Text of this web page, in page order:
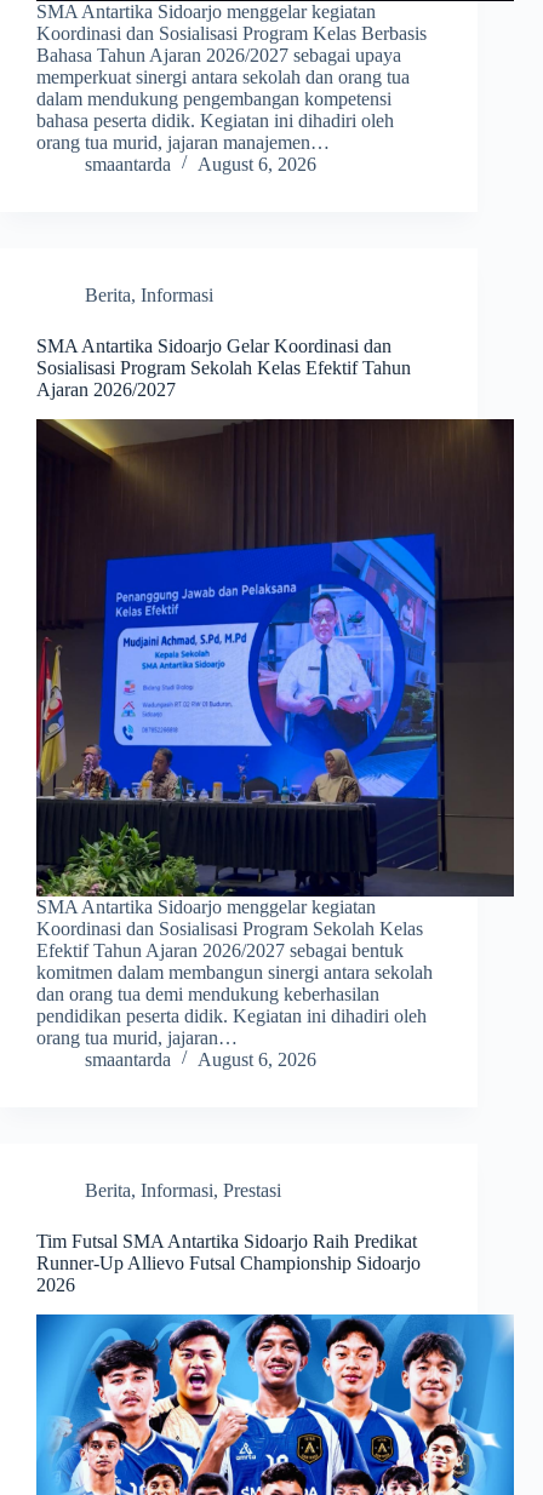
SMA Antartika Sidoarjo menggelar kegiatan
Koordinasi dan Sosialisasi Program Kelas Berbasis
Bahasa Tahun Ajaran 2026/2027 sebagai upaya
memperkuat sinergi antara sekolah dan orang tua
dalam mendukung pengembangan kompetensi
bahasa peserta didik. Kegiatan ini dihadiri oleh
orang tua murid, jajaran manajemen…
smaantarda
August 6, 2026
Berita, Informasi
SMA Antartika Sidoarjo Gelar Koordinasi dan
Sosialisasi Program Sekolah Kelas Efektif Tahun
Ajaran 2026/2027
SMA Antartika Sidoarjo menggelar kegiatan
Koordinasi dan Sosialisasi Program Sekolah Kelas
Efektif Tahun Ajaran 2026/2027 sebagai bentuk
komitmen dalam membangun sinergi antara sekolah
dan orang tua demi mendukung keberhasilan
pendidikan peserta didik. Kegiatan ini dihadiri oleh
orang tua murid, jajaran…
smaantarda
August 6, 2026
Berita, Informasi, Prestasi
Tim Futsal SMA Antartika Sidoarjo Raih Predikat
Runner-Up Allievo Futsal Championship Sidoarjo
2026